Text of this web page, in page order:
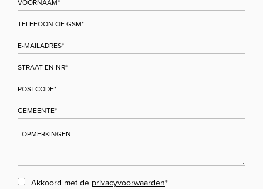
Akkoord met de privacyvoorwaarden*